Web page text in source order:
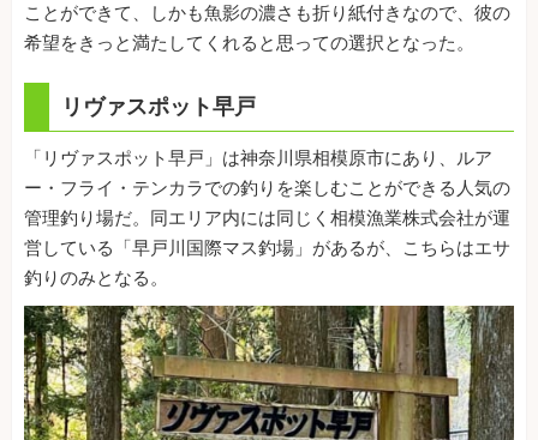
ことができて、しかも魚影の濃さも折り紙付きなので、彼の
希望をきっと満たしてくれると思っての選択となった。
リヴァスポット早戸
「リヴァスポット早戸」は神奈川県相模原市にあり、ルア
ー・フライ・テンカラでの釣りを楽しむことができる人気の
管理釣り場だ。同エリア内には同じく相模漁業株式会社が運
営している「早戸川国際マス釣場」があるが、こちらはエサ
釣りのみとなる。